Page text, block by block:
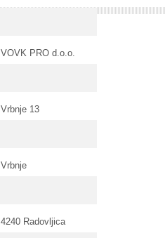
VOVK PRO d.o.o.
Vrbnje 13
Vrbnje
4240 Radovljica